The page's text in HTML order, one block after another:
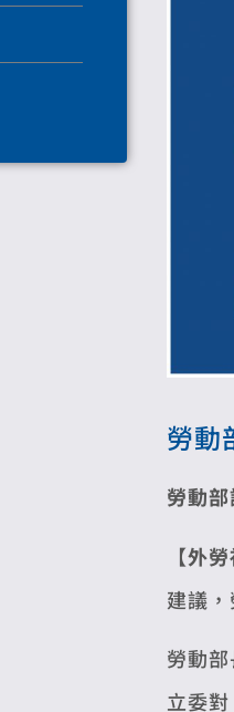
勞動
勞動
【外
建議
勞動
立委